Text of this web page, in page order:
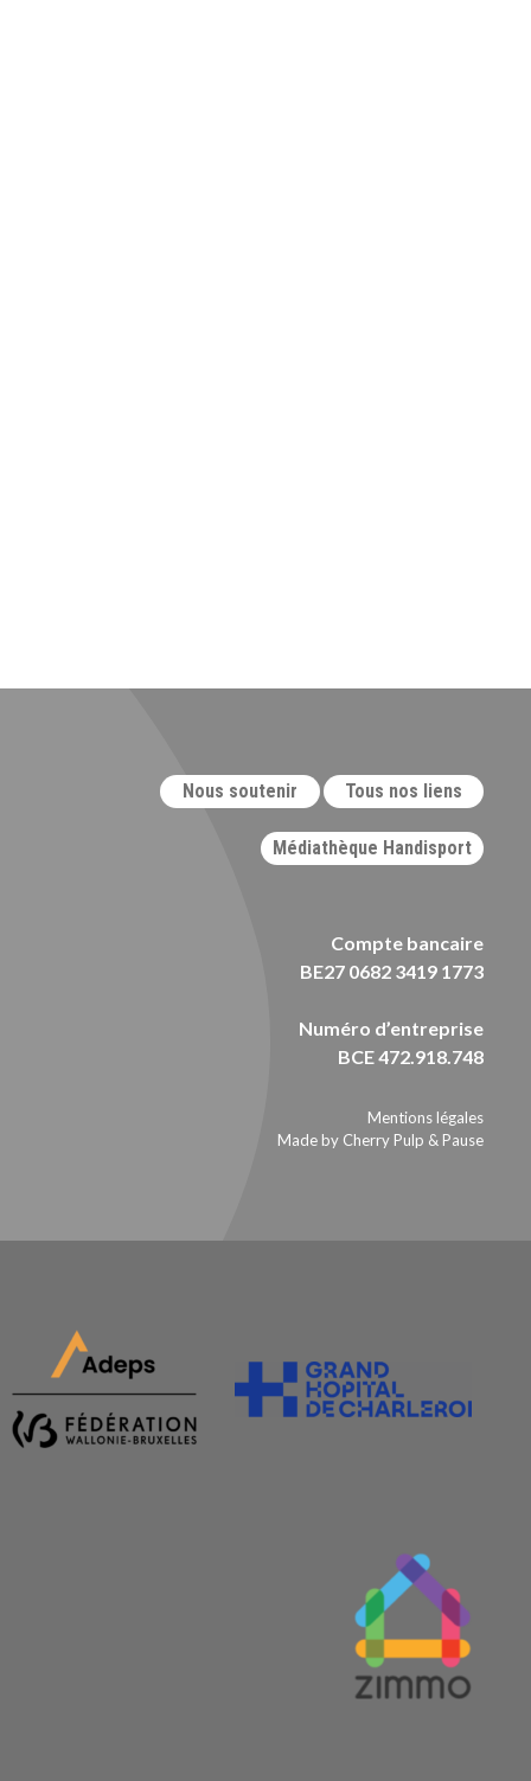
Nous soutenir Tous nos liens
Médiathèque Handisport
Compte bancaire
BE27 0682 3419 1773
Numéro d’entreprise
BCE 472.918.748
Mentions légales
Made by Cherry Pulp & Pause